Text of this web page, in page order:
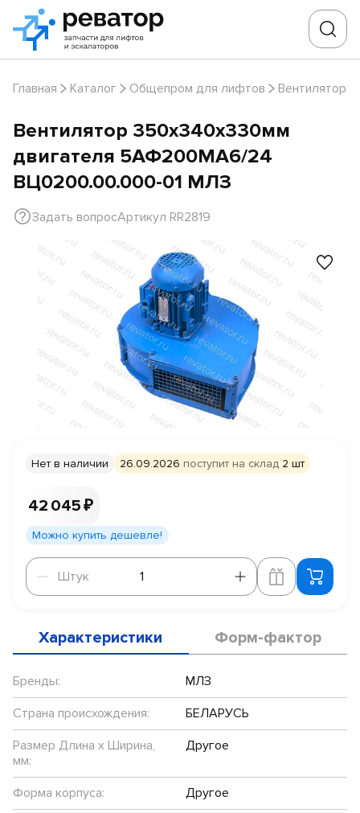
Главная Каталог Общепром для лифтов Вентиляторы
Вентилятор 350х340х330мм
двигателя 5АФ200МА6/24
ВЦ0200.00.000-01 МЛЗ
Задать вопросАртикул RR2819
Нет в наличии 26.09.2026 поступит на склад 2 шт
42 045 ₽
Можно купить дешевле!
Штук
Штук
Характеристики Форм-фактор
Бренды:
МЛЗ
Страна происхождения:
БЕЛАРУСЬ
Размер Длина х Ширина,
мм:
Другое
Форма корпуса:
Другое